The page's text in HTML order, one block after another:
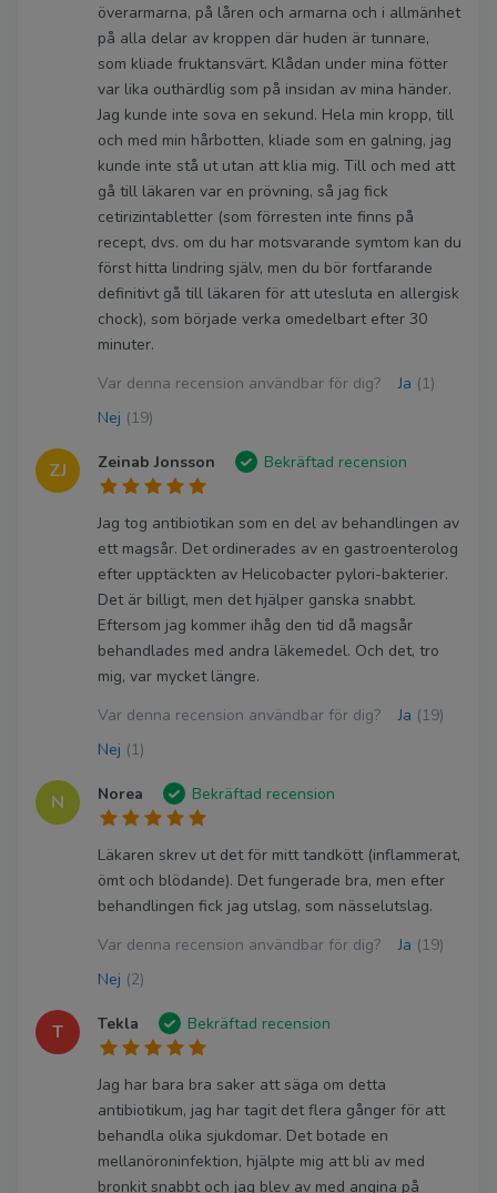
överarmarna, på låren och armarna och i allmänhet
på alla delar av kroppen där huden är tunnare,
som kliade fruktansvärt. Klådan under mina fötter
var lika outhärdlig som på insidan av mina händer.
Jag kunde inte sova en sekund. Hela min kropp, till
och med min hårbotten, kliade som en galning, jag
kunde inte stå ut utan att klia mig. Till och med att
gå till läkaren var en prövning, så jag fick
cetirizintabletter (som förresten inte finns på
recept, dvs. om du har motsvarande symtom kan du
först hitta lindring själv, men du bör fortfarande
definitivt gå till läkaren för att utesluta en allergisk
chock), som började verka omedelbart efter 30
minuter.
Var denna recension användbar för dig?
Ja (1)
Nej (19)
ZJ Zeinab Jonsson Bekräftad recension
Jag tog antibiotikan som en del av behandlingen av
ett magsår. Det ordinerades av en gastroenterolog
efter upptäckten av Helicobacter pylori-bakterier.
Det är billigt, men det hjälper ganska snabbt.
Eftersom jag kommer ihåg den tid då magsår
behandlades med andra läkemedel. Och det, tro
mig, var mycket längre.
Var denna recension användbar för dig?
Ja (19)
Nej (1)
N Norea Bekräftad recension
Läkaren skrev ut det för mitt tandkött (inflammerat,
ömt och blödande). Det fungerade bra, men efter
behandlingen fick jag utslag, som nässelutslag.
Var denna recension användbar för dig?
Ja (19)
Nej (2)
T Tekla Bekräftad recension
Jag har bara bra saker att säga om detta
antibiotikum, jag har tagit det flera gånger för att
behandla olika sjukdomar. Det botade en
mellanöroninfektion, hjälpte mig att bli av med
bronkit snabbt och jag blev av med angina på